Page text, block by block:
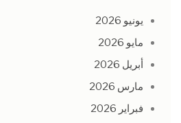
يونيو 2026
مايو 2026
أبريل 2026
مارس 2026
فبراير 2026